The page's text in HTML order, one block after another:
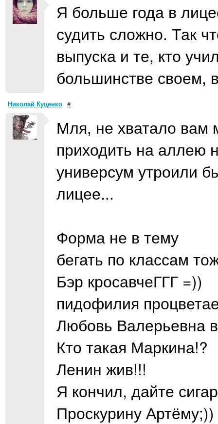
Я больше года в
судить сложно. Так
выпуска и те, кто
большинстве своем,
Николай Куценко #
Мля, не хватало вам
приходить на аллею
универсум утроили
лицее...
Форма не в тему
бегать по классам
Бэр кросавчеГГГ =))
пидофилия
Любовь Валерьевна
Кто такая Маркина!?
Ленин жив!!!
Я кончил, дайте
Проскурину Артёму;))